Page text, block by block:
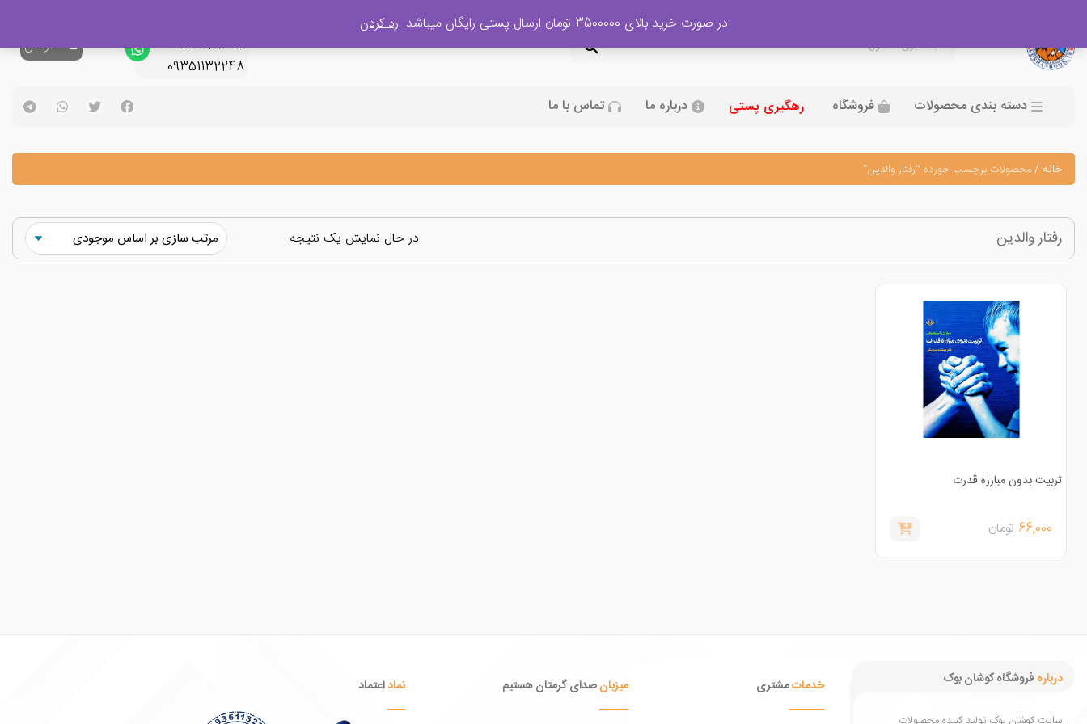
09120329397
09351132248
0تومان
دسته بندی محصولات فروشگاه رهگیری پستی درباره ما تماس با ما
خانه /محصولات برچسب خورده “رفتار والدین”
رفتار والدین در حال نمایش یک نتیجه
تربیت بدون مبارزه قدرت
66,000 تومان
درباره فروشگاه کوشان بوک خدماتمشتری میزبانصدای گرمتان هستیم نماداعتماد
در صورت خرید بالای 3500000 تومان ارسال پستی رایگان میباشد. رد کردن